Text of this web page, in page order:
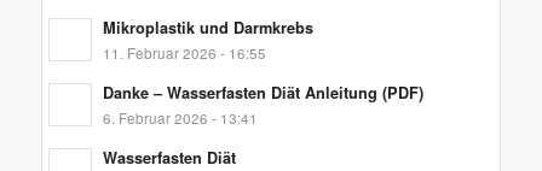
Mikroplastik und Darmkrebs
11. Februar 2026 - 16:55
Danke – Wasserfasten Diät Anleitung (PDF)
6. Februar 2026 - 13:41
Wasserfasten Diät